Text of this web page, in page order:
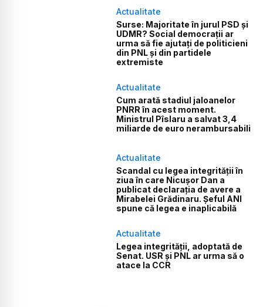
Actualitate
Surse: Majoritate în jurul PSD și
UDMR? Social democrații ar
urma să fie ajutați de politicieni
din PNL și din partidele
extremiste
Actualitate
Cum arată stadiul jaloanelor
PNRR în acest moment.
Ministrul Pîslaru a salvat 3,4
miliarde de euro nerambursabili
Actualitate
Scandal cu legea integrității în
ziua în care Nicușor Dan a
publicat declarația de avere a
Mirabelei Grădinaru. Șeful ANI
spune că legea e inaplicabilă
Actualitate
Legea integrității, adoptată de
Senat. USR și PNL ar urma să o
atace la CCR